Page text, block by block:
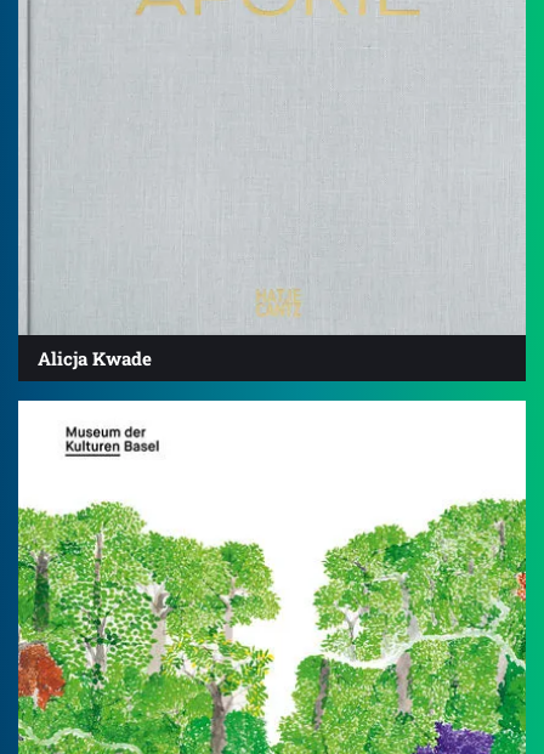
Alicja Kwade